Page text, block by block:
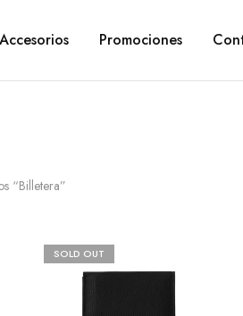
Accesorios Promociones
“Billetera”
SOLD OUT